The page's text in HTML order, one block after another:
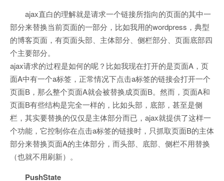
ajax直白的理解就是请求一个链接所指向的页面的其中一
部分来替换当前页面的一部分，比如我用的wordpress，典型
的博客页面，有页面头部、主体部分、侧栏部分、页面底部四
个主要部分。
ajax请求的过程是如何的呢？比如我现在打开的是页面A，页
面A中有一个a标签，正常情况下点击a标签的链接会打开一个
页面B，那么整个页面A就会被替换成页面B。然而，页面A和
页面B有些结构是完全一样的，比如头部，底部，甚至是侧
栏，其实要替换的仅仅是主体部分而已，ajax就提供了这样一
个功能，它控制你在点击a标签的链接时，只抓取页面B的主体
部分来替换页面A的主体部分，而头部、底部、侧栏不用替换
（也就不用刷新）。
PushState